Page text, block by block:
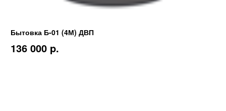
Бытовка Б-01 (4М) ДВП
136 000 p.